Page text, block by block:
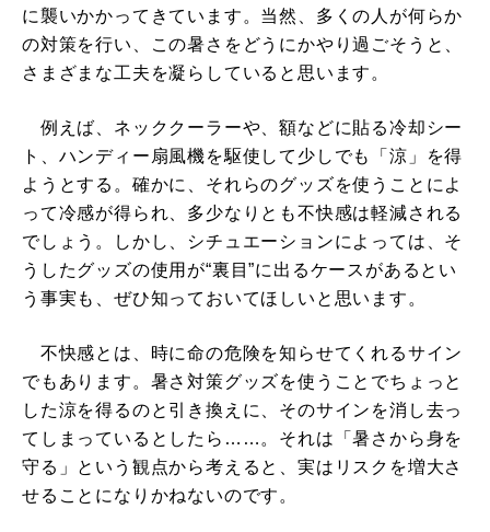
に襲いかかってきています。当然、多くの人が何らか
の対策を行い、この暑さをどうにかやり過ごそうと、
さまざまな工夫を凝らしていると思います。
例えば、ネッククーラーや、額などに貼る冷却シー
ト、ハンディー扇風機を駆使して少しでも「涼」を得
ようとする。確かに、それらのグッズを使うことによ
って冷感が得られ、多少なりとも不快感は軽減される
でしょう。しかし、シチュエーションによっては、そ
うしたグッズの使用が“裏目”に出るケースがあるとい
う事実も、ぜひ知っておいてほしいと思います。
不快感とは、時に命の危険を知らせてくれるサイン
でもあります。暑さ対策グッズを使うことでちょっと
した涼を得るのと引き換えに、そのサインを消し去っ
てしまっているとしたら……。それは「暑さから身を
守る」という観点から考えると、実はリスクを増大さ
せることになりかねないのです。